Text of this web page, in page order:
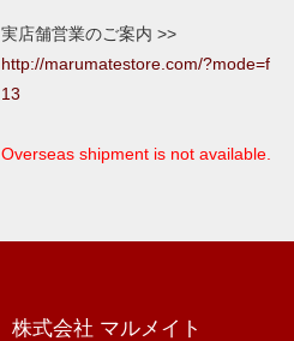
実店舗営業のご案内 >>
http://marumatestore.com/?mode=f
13
Overseas shipment is not available.
株式会社 マルメイト